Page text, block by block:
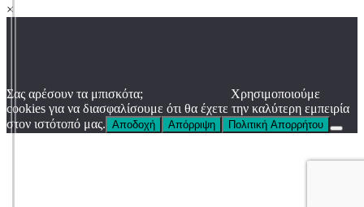
×
Σας αρέσουν τα μπισκότα;
Χρησιμοποιούμε
cookies για να διασφαλίσουμε ότι θα έχετε την καλύτερη εμπειρία
στον ιστότοπό μας. Αποδοχή Απόρριψη Πολιτική Απορρήτου